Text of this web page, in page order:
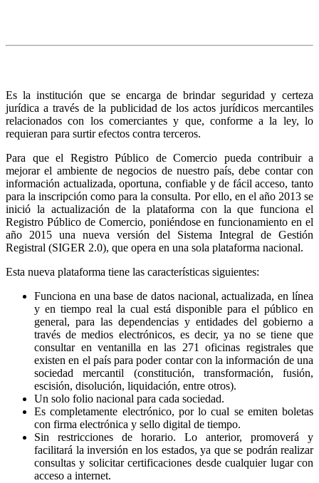
Es la institución que se encarga de brindar seguridad y certeza
jurídica a través de la publicidad de los actos jurídicos mercantiles
relacionados con los comerciantes y que, conforme a la ley, lo
requieran para surtir efectos contra terceros.
Para que el Registro Público de Comercio pueda contribuir a
mejorar el ambiente de negocios de nuestro país, debe contar con
información actualizada, oportuna, confiable y de fácil acceso, tanto
para la inscripción como para la consulta. Por ello, en el año 2013 se
inició la actualización de la plataforma con la que funciona el
Registro Público de Comercio, poniéndose en funcionamiento en el
año 2015 una nueva versión del Sistema Integral de Gestión
Registral (SIGER 2.0), que opera en una sola plataforma nacional.
Esta nueva plataforma tiene las características siguientes:
Funciona en una base de datos nacional, actualizada, en línea
y en tiempo real la cual está disponible para el público en
general, para las dependencias y entidades del gobierno a
través de medios electrónicos, es decir, ya no se tiene que
consultar en ventanilla en las 271 oficinas registrales que
existen en el país para poder contar con la información de una
sociedad mercantil (constitución, transformación, fusión,
escisión, disolución, liquidación, entre otros).
Un solo folio nacional para cada sociedad.
Es completamente electrónico, por lo cual se emiten boletas
con firma electrónica y sello digital de tiempo.
Sin restricciones de horario. Lo anterior, promoverá y
facilitará la inversión en los estados, ya que se podrán realizar
consultas y solicitar certificaciones desde cualquier lugar con
acceso a internet.